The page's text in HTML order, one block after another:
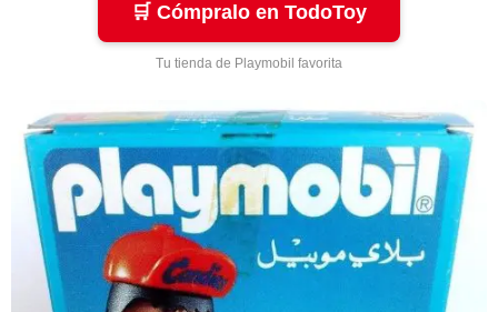
🛒 Cómpralo en TodoToy
Tu tienda de Playmobil favorita